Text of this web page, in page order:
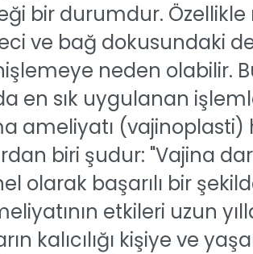
bir durumdur.
ve bağ dokusundaki
neden olabilir.
en sık uygulanan
ameliyatı (vajinoplasti)
biri şudur: "Vajina
olarak başarılı bir
etkileri uzun
kalıcılığı kişiye ve